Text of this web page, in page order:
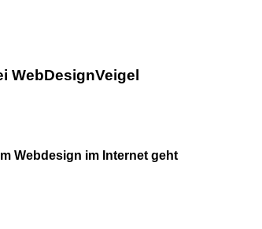
WebDesignVeigel
Webdesign im Internet geht